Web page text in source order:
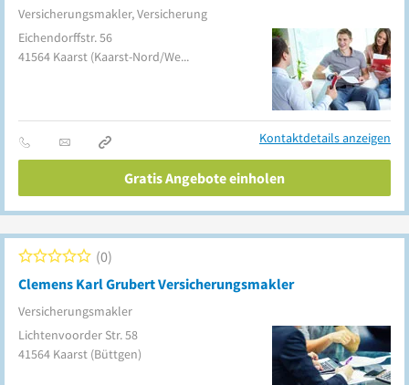
Versicherungsmakler, Versicherung
Eichendorffstr. 56
41564 Kaarst (Kaarst-Nord/West)
Kontaktdetails anzeigen
Gratis Angebote einholen
Clemens Karl Grubert Versicherungsmakler
Versicherungsmakler
0
Lichtenvoorder Str. 58
41564 Kaarst (Büttgen)